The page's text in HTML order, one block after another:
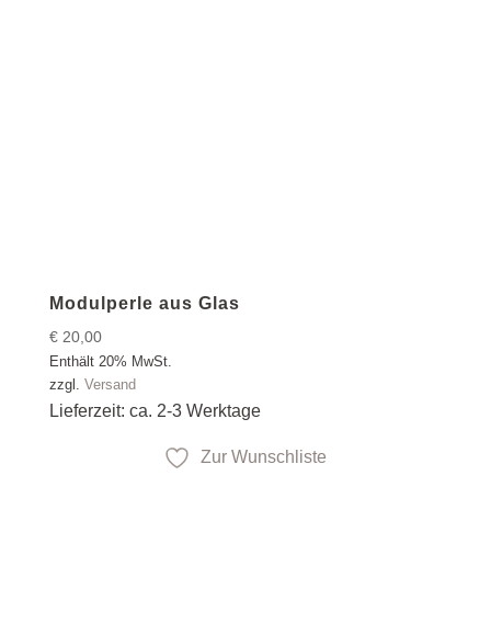
Modulperle aus Glas
€20,00
Enthält 20% MwSt.
zzgl. Versand
Lieferzeit: ca. 2-3 Werktage
Zur Wunschliste